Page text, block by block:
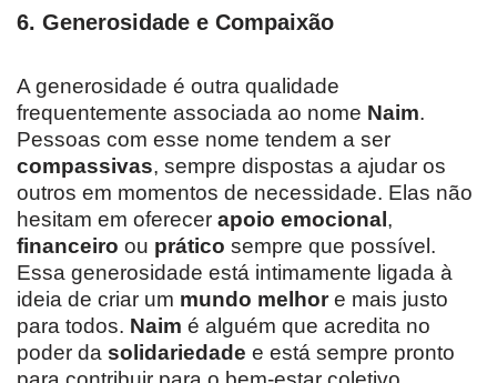
6. Generosidade e Compaixão
A generosidade é outra qualidade
frequentemente associada ao nome Naim.
Pessoas com esse nome tendem a ser
compassivas, sempre dispostas a ajudar os
outros em momentos de necessidade. Elas não
hesitam em oferecer apoio emocional ,
financeiro ou prático sempre que possível.
Essa generosidade está intimamente ligada à
ideia de criar um mundo melhore mais justo
para todos. Naim é alguém que acredita no
poder da solidariedade e está sempre pronto